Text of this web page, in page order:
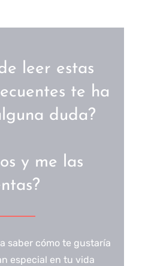
leer estas
te ha
duda?
y me las
saber cómo te gustaría
especial en tu vida